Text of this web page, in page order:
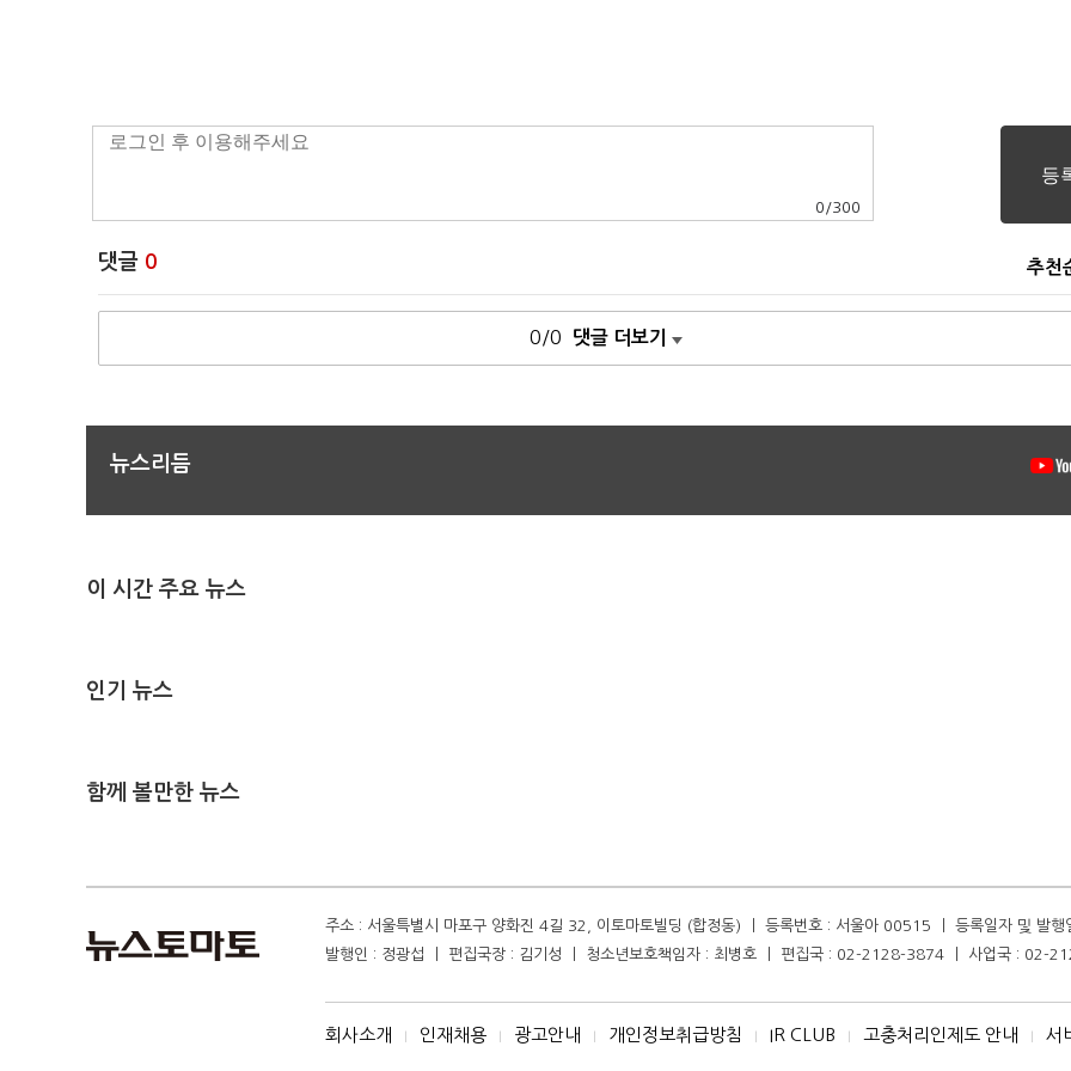
0 /300
댓글 0 추천
0/0 댓글 더보기
뉴스리듬
이 시간 주요 뉴스
인기 뉴스
함께 볼만한 뉴스
주소 : 서울특별시 마포구 양화진 4길 32, 이토마토빌딩 (합정동) ㅣ 등록번호 : 서울아 00515 ㅣ 등록일자 및 발
발행인 : 정광섭 ㅣ 편집국장 : 김기성 ㅣ 청소년보호책임자 : 최병호 ㅣ 편집국 : 02-2128-3874 ㅣ 사업국 : 02-
회사소개 I 인재채용 I 광고안내 I 개인정보취급방침 I IR CLUB I 고충처리인제도 안내 I 서